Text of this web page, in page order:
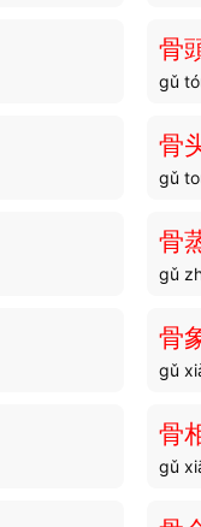
骨
gǔ
骨
gǔ
骨
gǔ
骨
gǔ
骨
gǔ